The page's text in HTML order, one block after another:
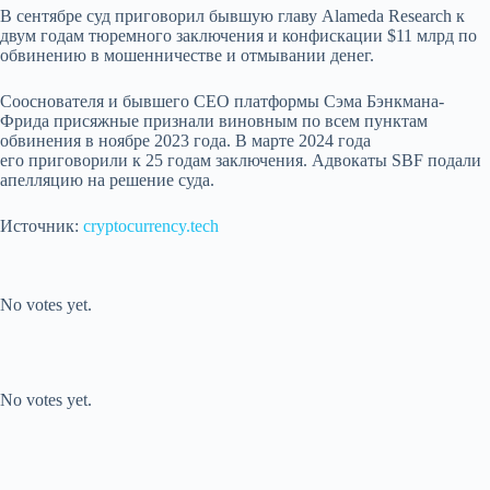
В сентябре суд приговорил бывшую главу Alameda Research к
двум годам тюремного заключения и конфискации $11 млрд по
обвинению в мошенничестве и отмывании денег.
Сооснователя и бывшего CEO платформы Сэма Бэнкмана-
Фрида присяжные признали виновным по всем пунктам
обвинения в ноябре 2023 года. В марте 2024 года
его приговорили к 25 годам заключения. Адвокаты SBF подали
апелляцию на решение суда.
Источник: cryptocurrency.tech
No votes yet.
No votes yet.